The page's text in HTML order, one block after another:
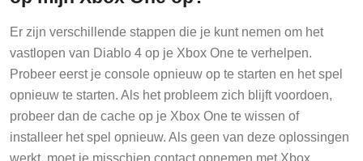
Er zijn verschillende stappen die je kunt nemen om het
vastlopen van Diablo 4 op je Xbox One te verhelpen.
Probeer eerst je console opnieuw op te starten en het spel
opnieuw te starten. Als het probleem zich blijft voordoen,
probeer dan de cache op je Xbox One te wissen of
installeer het spel opnieuw. Als geen van deze oplossingen
werkt, moet je misschien contact opnemen met Xbox